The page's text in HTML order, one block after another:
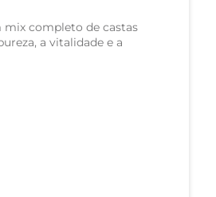
completo de castas
a vitalidade e a